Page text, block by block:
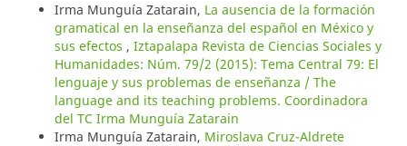
Irma Munguía Zatarain, La ausencia de la formación
gramatical en la enseñanza del español en México y
sus efectos , Iztapalapa Revista de Ciencias Sociales y
Humanidades: Núm. 79/2 (2015): Tema Central 79: El
lenguaje y sus problemas de enseñanza / The
language and its teaching problems. Coordinadora
del TC Irma Munguía Zatarain
Irma Munguía Zatarain, Miroslava Cruz-Aldrete